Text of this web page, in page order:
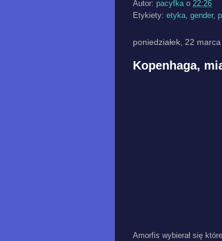
Autor: pacyfka o 22:26
Etykiety: etyka, gender,
poniedziałek, 22
Kopenhaga,
Amorfis wybierał się